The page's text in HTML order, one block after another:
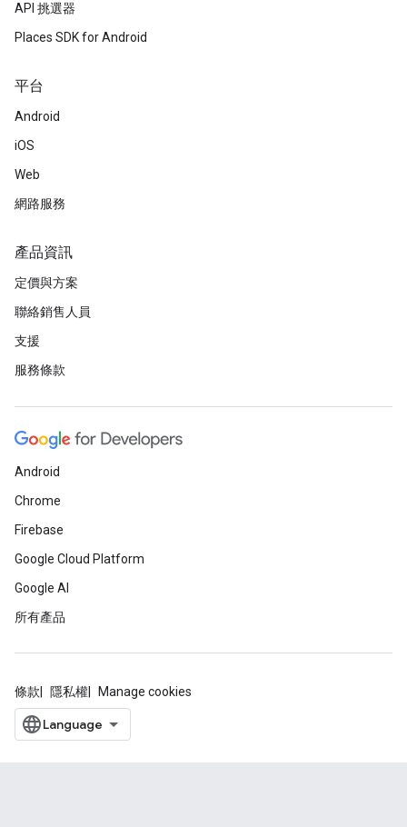
API 挑選器
Places SDK for Android
平台
Android
iOS
Web
網路服務
產品資訊
定價與方案
聯絡銷售人員
支援
服務條款
Android
Chrome
Firebase
Google Cloud Platform
Google AI
所有產品
條款 隱私權 Manage cookies